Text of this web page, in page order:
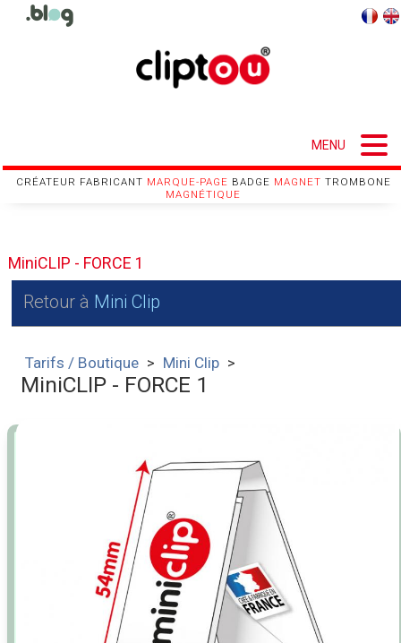
MENU
Accueil
Cliptou
Utilisations
Cliptou NFC
Tarifs / Boutique
Gabarits
Références
Mouton à 5 pattes
Contact
CGV
CRÉATEUR FABRICANT MARQUE-PAGE BADGE MAGNET TROMBONE
MAGNÉTIQUE
MiniCLIP - FORCE 1
Retour à Mini Clip
Tarifs / Boutique > Mini Clip >
MiniCLIP - FORCE 1